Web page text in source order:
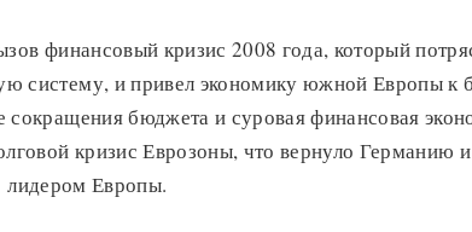
финансовый кризис 2008 года, который
систему, и привел экономику южной Европы к
сокращения бюджета и суровая финансовая
кризис Еврозоны, что вернуло Германию
лидером Европы.